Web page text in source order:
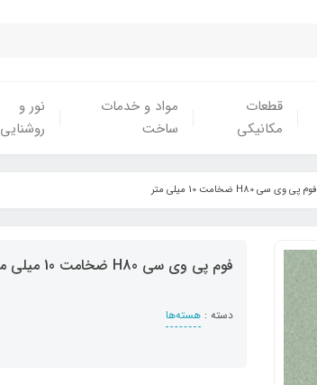
قطعات
مکانیکی
مواد و خدمات
ساخت
نور و
روشنایی
فوم پی وی سی H80 ضخامت 10 میلی متر
فوم پی وی سی H80 ضخامت 10 میلی متر
دسته : هسته‌ها